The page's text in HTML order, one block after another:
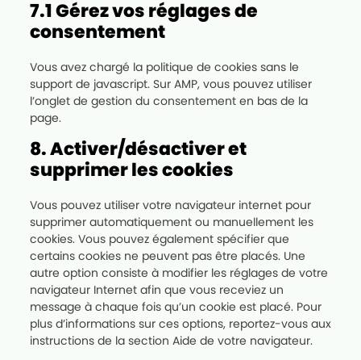
7.1 Gérez vos réglages de
consentement
Vous avez chargé la politique de cookies sans le
support de javascript. Sur AMP, vous pouvez utiliser
l’onglet de gestion du consentement en bas de la
page.
8. Activer/désactiver et
supprimer les cookies
Vous pouvez utiliser votre navigateur internet pour
supprimer automatiquement ou manuellement les
cookies. Vous pouvez également spécifier que
certains cookies ne peuvent pas être placés. Une
autre option consiste à modifier les réglages de votre
navigateur Internet afin que vous receviez un
message à chaque fois qu’un cookie est placé. Pour
plus d’informations sur ces options, reportez-vous aux
instructions de la section Aide de votre navigateur.